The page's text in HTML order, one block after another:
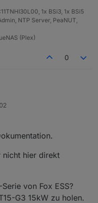
zugreifen (AP) und unter
anschließend den Elfin
wie in den
1x BSi3, 1x BSi5
NTP Server, PeaNUT,
(Plex)
0
nicht hier direkt
von Fox ESS?
G3 15kW zu holen.